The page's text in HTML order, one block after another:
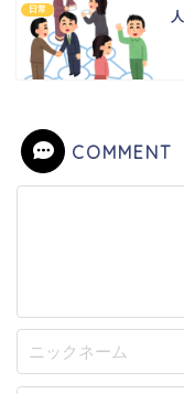
日常
COMMENT